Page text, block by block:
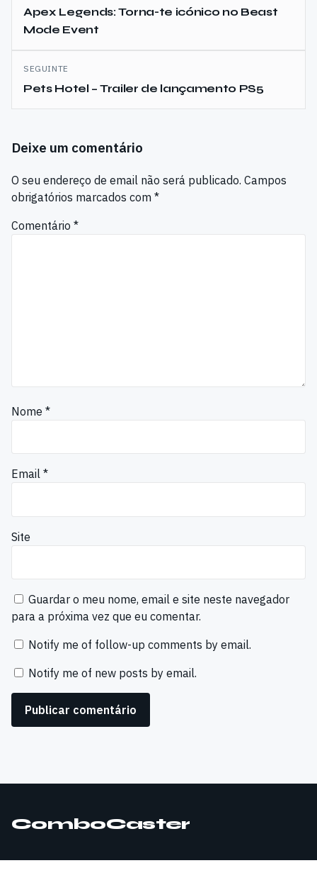
de
artigos
Apex Legends: Torna-te icónico no Beast
Mode Event
SEGUINTE
Pets Hotel – Trailer de lançamento PS5
Deixe um comentário
O seu endereço de email não será publicado. Campos
obrigatórios marcados com *
Comentário *
Nome *
Email *
Site
Guardar o meu nome, email e site neste navegador
para a próxima vez que eu comentar.
Notify me of follow-up comments by email.
Notify me of new posts by email.
ComboCaster